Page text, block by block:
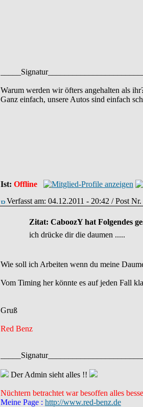
Warum werden wir öfters angehalten als
Ganz einfach, unsere Autos sind einfach
Ist: Offline
Verfasst am: 04.12.2011 - 20:42 / Post
Zitat: CaboozY hat Folgendes
ich drücke dir die daumen .....
Wie soll ich Arbeiten wenn du meine
Vom Timing her könnte es auf jeden Fall
Gruß
Red Benz
Der Admin sieht alles !!
Nüchtern betrachtet war besoffen alles
Meine Page : http://www.red-benz.de